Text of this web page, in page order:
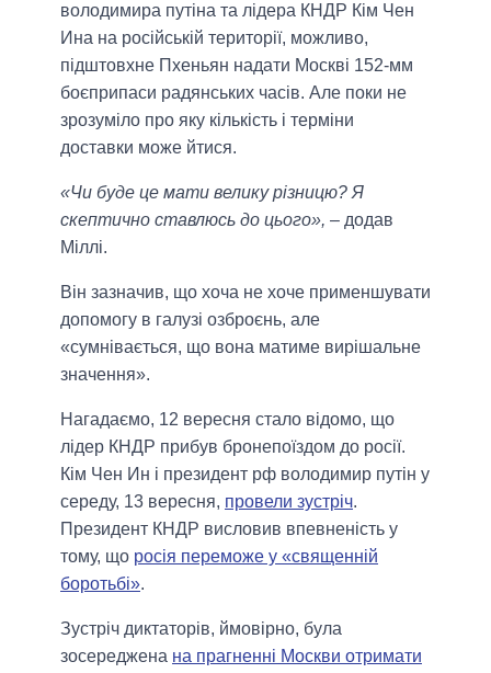
володимира путіна та лідера КНДР Кім Чен
Ина на російській території, можливо,
підштовхне Пхеньян надати Москві 152-мм
боєприпаси радянських часів. Але поки не
зрозуміло про яку кількість і терміни
доставки може йтися.
«Чи буде це мати велику різницю? Я
скептично ставлюсь до цього», – додав
Міллі.
Він зазначив, що хоча не хоче применшувати
допомогу в галузі озброєнь, але
«сумнівається, що вона матиме вирішальне
значення».
Нагадаємо, 12 вересня стало відомо, що
лідер КНДР прибув бронепоїздом до росії.
Кім Чен Ин і президент рф володимир путін у
середу, 13 вересня, провели зустріч.
Президент КНДР висловив впевненість у
тому, що росія переможе у «священній
боротьбі».
Зустріч диктаторів, ймовірно, була
зосереджена на прагненні Москви отримати